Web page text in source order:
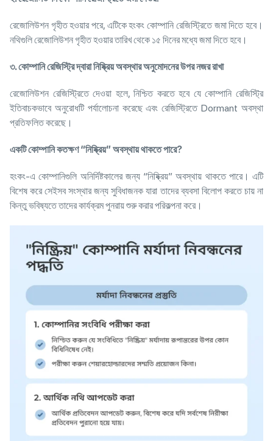
রেজোলিউশন গৃহীত হওয়ার পরে, এটিকে হংকং কোম্পানি রেজিস্ট্রিতে জমা দিতে হবে।
নথিগুলি রেজোলিউশন গৃহীত হওয়ার তারিখ থেকে ১৫ দিনের মধ্যে জমা দিতে হবে।
৩. কোম্পানি রেজিস্ট্রি দ্বারা নিষ্ক্রিয় অবস্থার অনুমোদনের উপর নজর রাখা
রেজোলিউশন রেজিস্ট্রিতে দেওয়া হলে, নিশ্চিত করতে হবে যে কোম্পানি রেজিস্ট্রি
ইতিবাচকভাবে অনুরোধটি পর্যালোচনা করেছে এবং রেজিস্ট্রিতে Dormant অবস্থা
প্রতিফলিত করেছে।
একটিকোম্পানিকতক্ষণ“নিষ্ক্রিয়”অবস্থায়থাকতেপারে?
হংকং-এ কোম্পানিগুলি অনির্দিষ্টকালের জন্য “নিষ্ক্রিয়” অবস্থায় থাকতে পারে। এটি
বিশেষ করে সেইসব সংস্থার জন্য সুবিধাজনক যারা তাদের ব্যবসা বিলোপ করতে চায় না
কিন্তু ভবিষ্যতে তাদের কার্যক্রম পুনরায় শুরু করার পরিকল্পনা করে।